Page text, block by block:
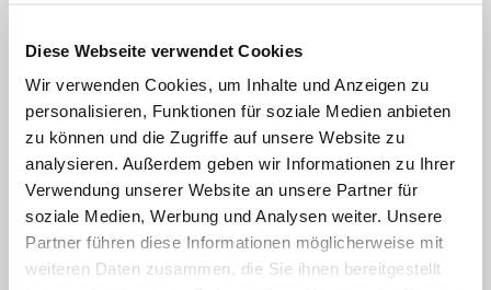
Diese Webseite verwendet Cookies
Wir verwenden Cookies, um Inhalte und Anzeigen zu
personalisieren, Funktionen für soziale Medien anbieten
zu können und die Zugriffe auf unsere Website zu
analysieren. Außerdem geben wir Informationen zu Ihrer
Verwendung unserer Website an unsere Partner für
soziale Medien, Werbung und Analysen weiter. Unsere
Partner führen diese Informationen möglicherweise mit
weiteren Daten zusammen, die Sie ihnen bereitgestellt
Bild: © beatrice prève/Fotolia.com